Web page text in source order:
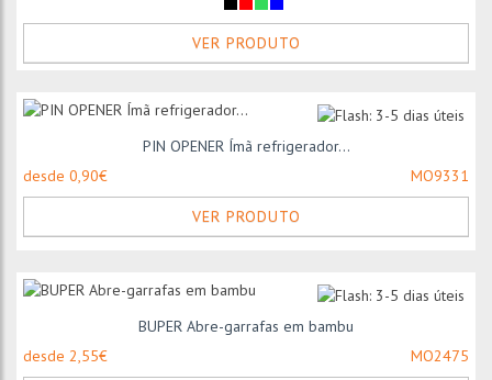
VER PRODUTO
PIN OPENER Ímã refrigerador...
desde 0,90€
MO9331
VER PRODUTO
BUPER Abre-garrafas em bambu
desde 2,55€
MO2475